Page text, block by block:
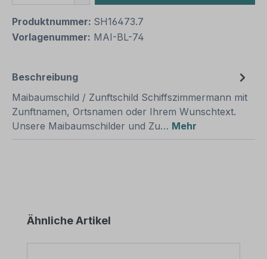
Produktnummer: SH16473.7
Vorlagenummer: MAI-BL-74
Beschreibung
Maibaumschild / Zunftschild Schiffszimmermann mit
Zunftnamen, Ortsnamen oder Ihrem Wunschtext.
Unsere Maibaumschilder und Zu… Mehr
Produktgalerie überspringen
Ähnliche Artikel